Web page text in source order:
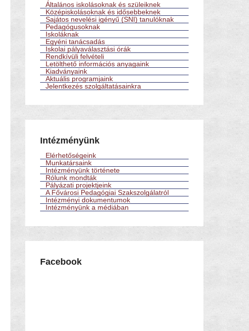
Általános iskolásoknak és szüleiknek
Középiskolásoknak és idősebbeknek
Sajátos nevelési igényű (SNI) tanulóknak
Pedagógusoknak
Iskoláknak
Egyéni tanácsadás
Iskolai pályaválasztási órák
Rendkívüli felvételi
Letölthető információs anyagaink
Kiadványaink
Aktuális programjaink
Jelentkezés szolgáltatásainkra
Intézményünk
Elérhetőségeink
Munkatársaink
Intézményünk története
Rólunk mondták
Pályázati projektjeink
A Fővárosi Pedagógiai Szakszolgálatról
Intézményi dokumentumok
Intézményünk a médiában
Facebook